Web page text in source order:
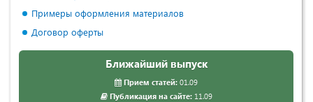
Примеры оформления материалов
Договор оферты
Ближайший выпуск
Прием статей: 01.09
Публикация на сайте:11.09